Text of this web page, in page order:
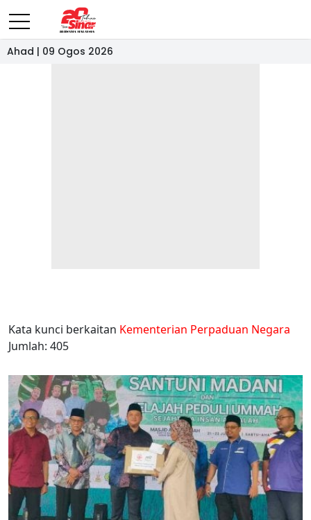
Ahad | 09 Ogos 2026
Kata kunci berkaitan Kementerian Perpaduan Negara
Jumlah: 405